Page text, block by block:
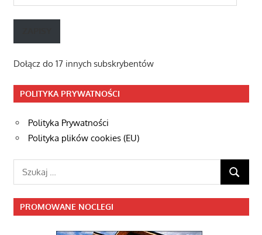
e-
mail
Dołącz do 17 innych subskrybentów
POLITYKA PRYWATNOŚCI
Polityka Prywatności
Polityka plików cookies (EU)
Szukaj:
SZUKAJ
PROMOWANE NOCLEGI